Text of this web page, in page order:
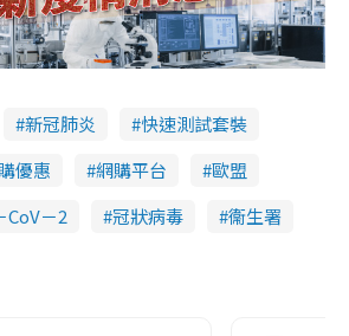
新冠肺炎
快速測試套裝
優惠 網購平台
歐盟
CoV－2 冠狀病毒 衞生署